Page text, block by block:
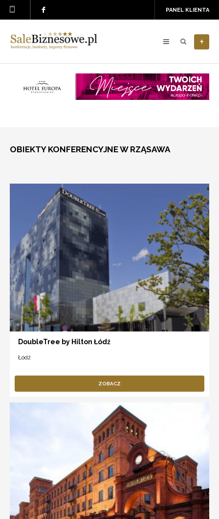
PANEL KLIENTA
+
OBIEKTY KONFERENCYJNE W RZĄSAWA
DoubleTree by Hilton Łódź
Łódź
ZOBACZ